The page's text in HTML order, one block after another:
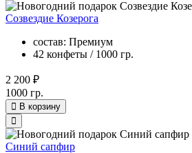
Созвездие Козерога
состав: Премиум
42 конфеты / 1000 гр.
2 200 ₽
1000 гр.
В корзину
Синий сапфир